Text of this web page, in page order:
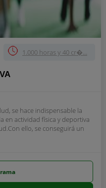
1.000 horas y 40 cr�...
se hace indispensable la
en actividad física y deportiva
ello, se conseguirá un